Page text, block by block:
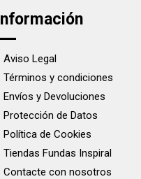
Información
Aviso Legal
Términos y condiciones
Envíos y Devoluciones
Protección de Datos
Política de Cookies
Tiendas Fundas Inspiral
Contacte con nosotros